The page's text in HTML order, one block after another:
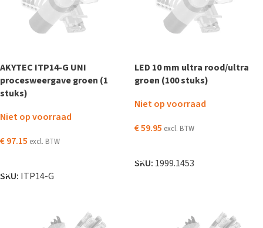
AKYTEC ITP14-G UNI
procesweergave groen (1
stuks)
Niet op voorraad
€97.15 excl. BTW
SKU: ITP14-G
LED 10 mm ultra rood/ultra
groen (100 stuks)
Niet op voorraad
€59.95 excl. BTW
SKU: 1999.1453